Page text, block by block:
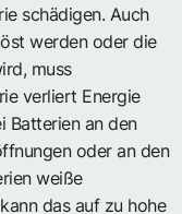
schädigen. Auch
werden oder die
muss
verliert Energie
Batterien an den
oder an den
weiße
das auf zu hohe